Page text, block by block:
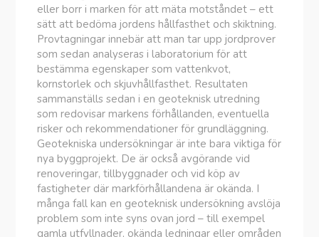
eller borr i marken för att mäta motståndet – ett
sätt att bedöma jordens hållfasthet och skiktning.
Provtagningar innebär att man tar upp jordprover
som sedan analyseras i laboratorium för att
bestämma egenskaper som vattenkvot,
kornstorlek och skjuvhållfasthet. Resultaten
sammanställs sedan i en geoteknisk utredning
som redovisar markens förhållanden, eventuella
risker och rekommendationer för grundläggning.
Geotekniska undersökningar är inte bara viktiga för
nya byggprojekt. De är också avgörande vid
renoveringar, tillbyggnader och vid köp av
fastigheter där markförhållandena är okända. I
många fall kan en geoteknisk undersökning avslöja
problem som inte syns ovan jord – till exempel
gamla utfyllnader, okända ledningar eller områden